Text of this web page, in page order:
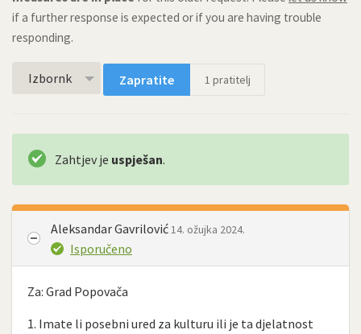
if a further response is expected or if you are having trouble
responding.
Izbornk Zapratite 1 pratitelj
Zahtjev je uspješan.
Aleksandar Gavrilović 14. ožujka 2024.
Isporučeno
Za: Grad Popovača
1. Imate li posebni ured za kulturu ili je ta djelatnost